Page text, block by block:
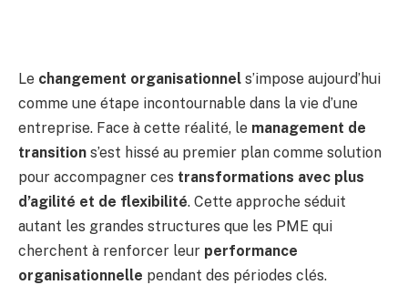
Le changement organisationnel s’impose aujourd’hui
comme une étape incontournable dans la vie d’une
entreprise. Face à cette réalité, le management de
transition s’est hissé au premier plan comme solution
pour accompagner ces transformations avec plus
d’agilité et de flexibilité. Cette approche séduit
autant les grandes structures que les PME qui
cherchent à renforcer leur performance
organisationnelle pendant des périodes clés.